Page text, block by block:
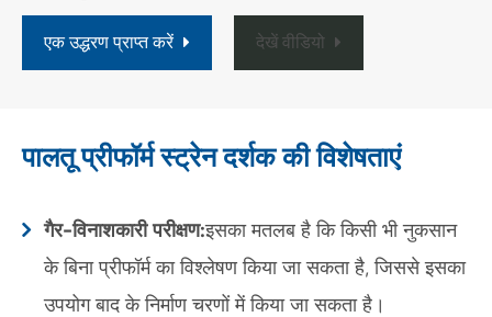
एक उद्धरण प्राप्त करें देखें वीडियो
पालतू प्रीफॉर्म स्ट्रेन दर्शक की विशेषताएं
गैर-विनाशकारी परीक्षण:इसका मतलब है कि किसी भी नुकसान
के बिना प्रीफॉर्म का विश्लेषण किया जा सकता है, जिससे इसका
उपयोग बाद के निर्माण चरणों में किया जा सकता है।